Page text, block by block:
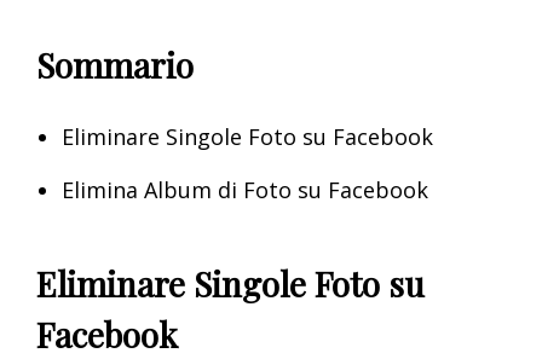
Sommario
Eliminare Singole Foto su Facebook
Elimina Album di Foto su Facebook
Eliminare Singole Foto su
Facebook